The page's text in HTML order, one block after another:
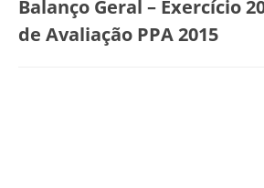
Balanço Geral – Exercício
de Avaliação PPA 2015